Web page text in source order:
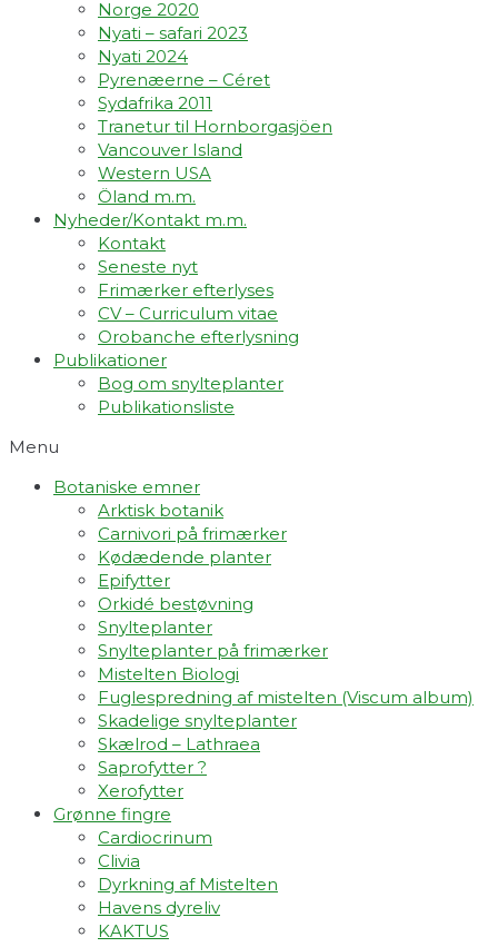
Norge 2020
Nyati – safari 2023
Nyati 2024
Pyrenæerne – Céret
Sydafrika 2011
Tranetur til Hornborgasjöen
Vancouver Island
Western USA
Öland m.m.
Nyheder/Kontakt m.m.
Kontakt
Seneste nyt
Frimærker efterlyses
CV – Curriculum vitae
Orobanche efterlysning
Publikationer
Bog om snylteplanter
Publikationsliste
Menu
Botaniske emner
Arktisk botanik
Carnivori på frimærker
Kødædende planter
Epifytter
Orkidé bestøvning
Snylteplanter
Snylteplanter på frimærker
Mistelten Biologi
Fuglespredning af mistelten (Viscum album)​
Skadelige snylteplanter
Skælrod – Lathraea
Saprofytter ?
Xerofytter
Grønne fingre
Cardiocrinum
Clivia
Dyrkning af Mistelten
Havens dyreliv
KAKTUS